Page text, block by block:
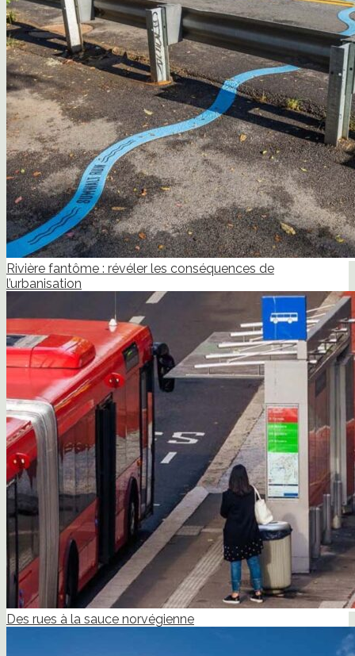
Rivière fantôme : révéler les conséquences de
l’urbanisation
Des rues à la sauce norvégienne